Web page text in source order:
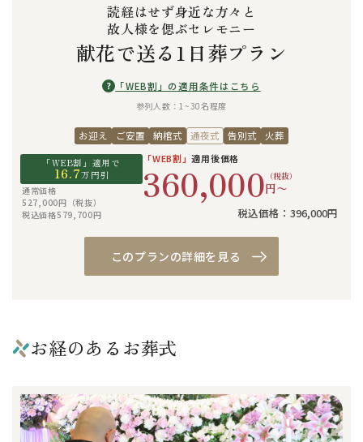
読経はせず身近な方々と
故人様を偲ぶセレモニー
献花で送る1日葬プラン
? 「WEB割」の適用条件はこちら
参列人数：1~30名程度
お迎え ご安置 納棺式 通夜式 告別式 火葬
「WEB割」適用で
16.7万円引
通常価格
527,000円（税抜）
税込価格579,700円
「WEB割」適用後価格
360,000 （税抜）
円〜
税込価格：396,000円
このプランの詳細を見る
お経のあるお葬式